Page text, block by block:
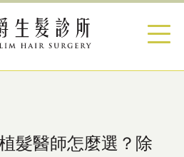
髮醫師怎麼選？除